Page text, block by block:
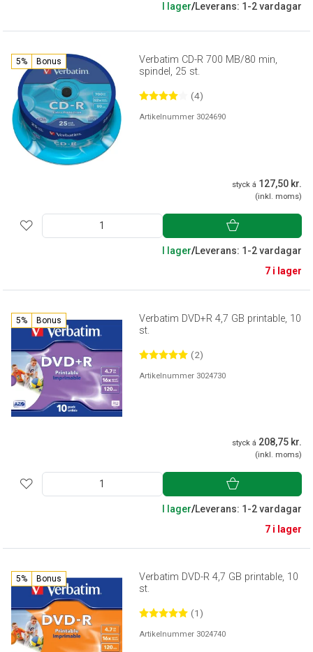
I lager/Leverans: 1-2 vardagar
5% Bonus
Verbatim CD-R 700 MB/80 min,
spindel, 25 st.
(4)
Artikelnummer 3024690
styck á 127,50 kr.
(inkl. moms)
I lager/Leverans: 1-2 vardagar
7 i lager
5% Bonus
Verbatim DVD+R 4,7 GB printable, 10
st.
(2)
Artikelnummer 3024730
styck á 208,75 kr.
(inkl. moms)
I lager/Leverans: 1-2 vardagar
7 i lager
5% Bonus
Verbatim DVD-R 4,7 GB printable, 10
st.
(1)
Artikelnummer 3024740